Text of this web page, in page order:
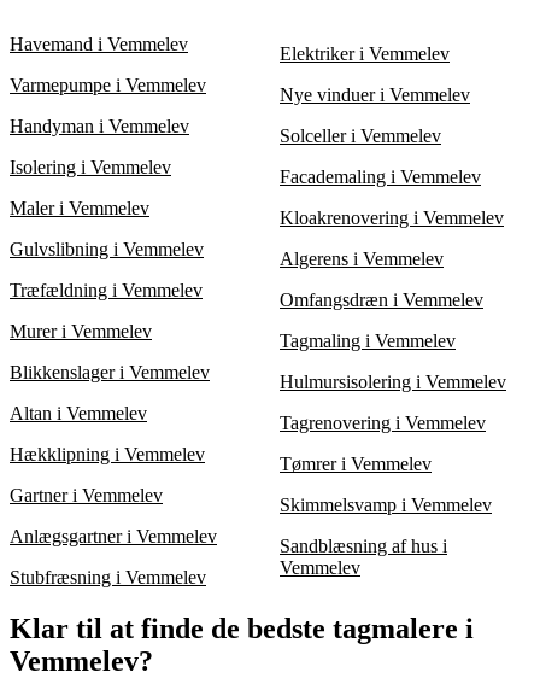
indtryk af dit hus. Få 3 tilbud fra eksperter i Vemmelev for at
sikre, at du vælger den bedste løsning til dit tag.
Havemand i Vemmelev
Varmepumpe i Vemmelev
Handyman i Vemmelev
Isolering i Vemmelev
Maler i Vemmelev
Gulvslibning i Vemmelev
Træfældning i Vemmelev
Murer i Vemmelev
Blikkenslager i Vemmelev
Altan i Vemmelev
Hækklipning i Vemmelev
Gartner i Vemmelev
Anlægsgartner i Vemmelev
Stubfræsning i Vemmelev
Elektriker i Vemmelev
Nye vinduer i Vemmelev
Solceller i Vemmelev
Facademaling i Vemmelev
Kloakrenovering i Vemmelev
Algerens i Vemmelev
Omfangsdræn i Vemmelev
Tagmaling i Vemmelev
Hulmursisolering i Vemmelev
Tagrenovering i Vemmelev
Tømrer i Vemmelev
Skimmelsvamp i Vemmelev
Sandblæsning af hus i
Vemmelev
Klar til at finde de bedste tagmalere i
Vemmelev?